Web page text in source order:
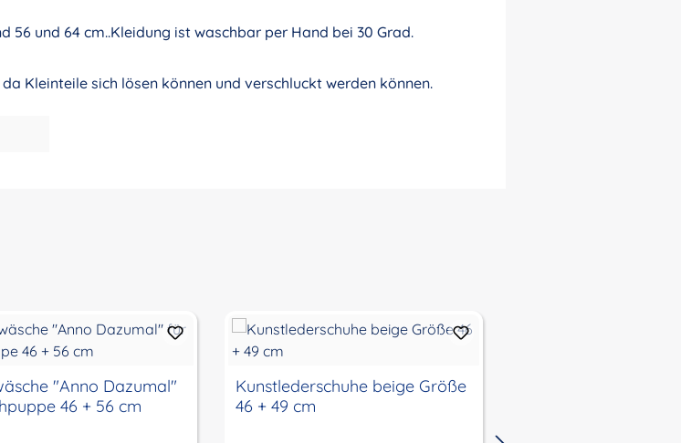
56 und 64 cm..Kleidung ist waschbar per Hand bei 30 Grad.
Kleinteile sich lösen können und verschluckt werden können.
"Anno Dazumal"
46 + 56 cm
Kunstlederschuhe beige Größe
46 + 49 cm